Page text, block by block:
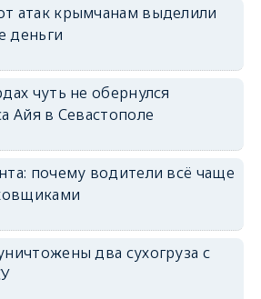
атак крымчанам выделили
деньги
чуть не обернулся
Айя в Севастополе
почему водители всё чаще
два сухогруза с